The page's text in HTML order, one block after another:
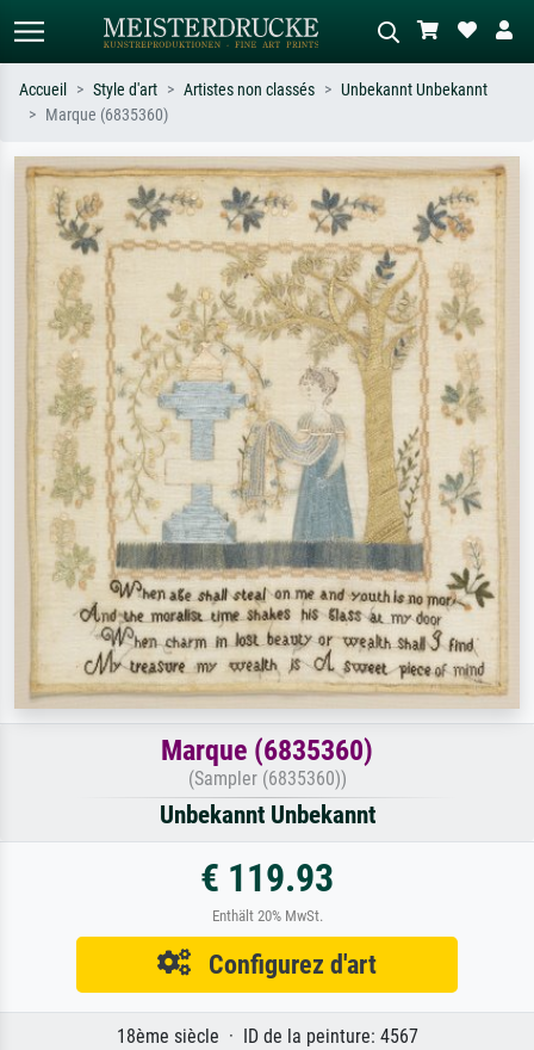
Recherchez par artiste, titre ou style –
ex. Monet, Nuit étoilée,
impressionnisme, vague de Hokusai,
nu.
Décrivez la scène – ex. prairie verte,
abstrait avec beaucoup de rouge,
tableau sombre, nu debout près d'un
arbre.
Accueil Style d'art Artistes non classés
Unbekannt Unbekannt
Marque (6835360)
Marque (6835360)
(Sampler (6835360))
Unbekannt Unbekannt
€ 119.93
Enthält 20% MwSt.
Configurez d'art
18ème siècle · ID de la peinture: 4567